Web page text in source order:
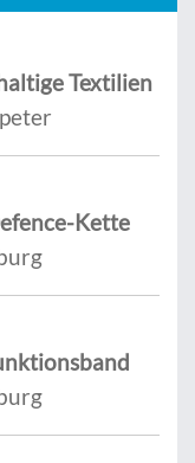
Textilien
Kette